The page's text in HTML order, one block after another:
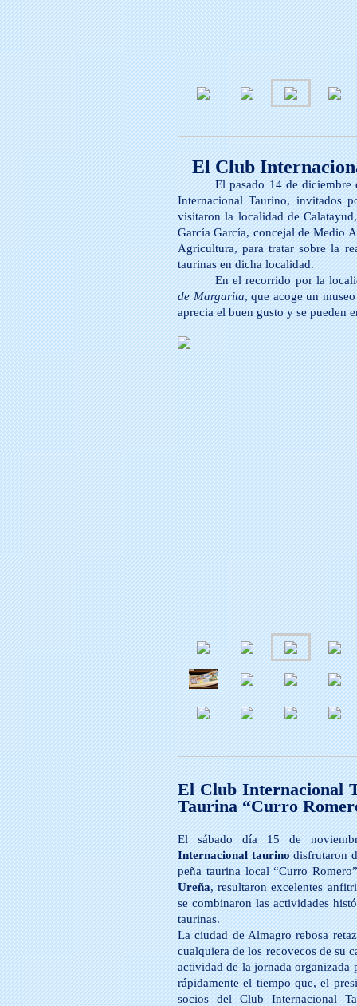
El Club
El pasado 14 de
Internacional Taurino, invitados
visitaron la localidad de
García García, concejal de Medio
Agricultura, para tratar sobre la
taurinas en dicha localidad.
En el recorrido por la
de Margarita, que acoge un
aprecia el buen gusto y se pueden
El Club Internacional
Taurina “Curro
El sábado día 15 de
Internacional taurinodisfrutaron
peña taurina local “Curro
Ureña, resultaron excelentes
se combinaron las actividades
taurinas.
La ciudad de Almagro rebosa
cualquiera de los recovecos de su
actividad de la jornada organizada
rápidamente el tiempo que, el
socios del Club Internacional